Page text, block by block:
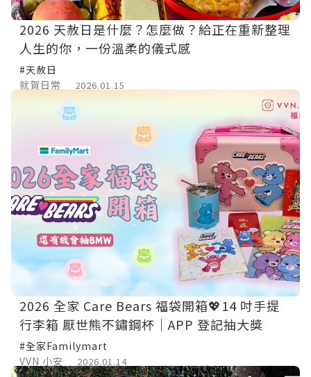
2026 天赦日是什麼？怎麼做？給正在重新整理
人生的你，一份溫柔的儀式感
#天赦日
就賀日常
2026.01.15
2026 全家 Care Bears 福袋開箱💖14 吋手提
行李箱 厭世熊不鏽鋼杯｜APP 登記抽大獎
#全家Familymart
VVN 小安
2026.01.14